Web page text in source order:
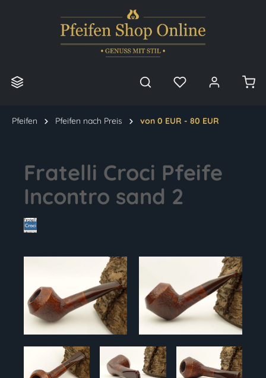
Pfeifen Pfeifen nach Preis von 0 EUR - 80 EUR
Fratelli Croci Pfeife
Incontro sand 2